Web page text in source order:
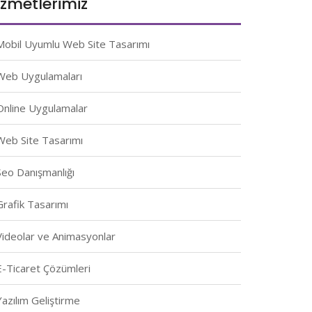
Uyumlu Web Site Tasarımı
Uygulamaları
Uygulamalar
Site Tasarımı
Danışmanlığı
Tasarımı
ve Animasyonlar
Ticaret Çözümleri
Geliştirme